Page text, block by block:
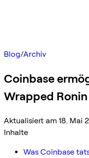
Blog/Archiv
Coinbase
Wrapped
Aktualisiert am 18. Mai
Inhalte
Was Coinbase